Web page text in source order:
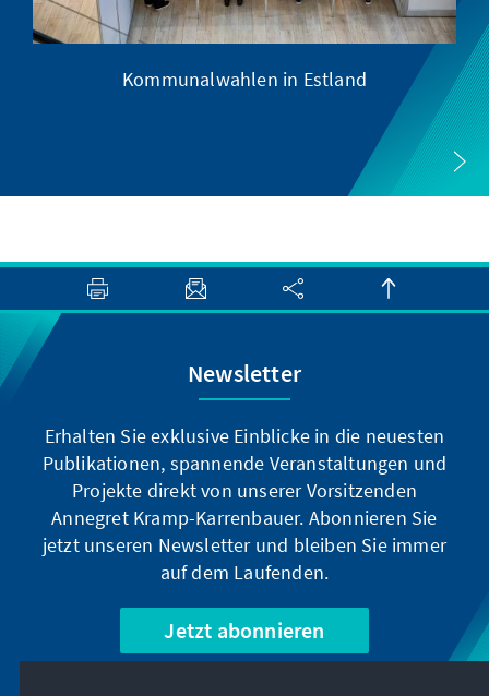
Kommunalwahlen in Estland
Newsletter
Erhalten Sie exklusive Einblicke in die neuesten
Publikationen, spannende Veranstaltungen und
Projekte direkt von unserer Vorsitzenden
Annegret Kramp-Karrenbauer. Abonnieren Sie
jetzt unseren Newsletter und bleiben Sie immer
auf dem Laufenden.
Jetzt abonnieren